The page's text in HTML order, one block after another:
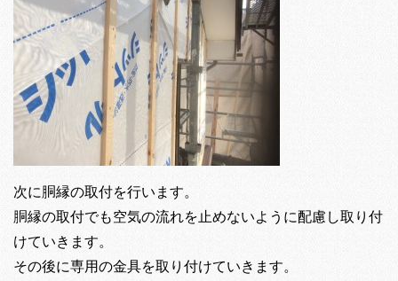
次に胴縁の取付を行います。
胴縁の取付でも空気の流れを止めないように配慮し取り付
けていきます。
その後に専用の金具を取り付けていきます。